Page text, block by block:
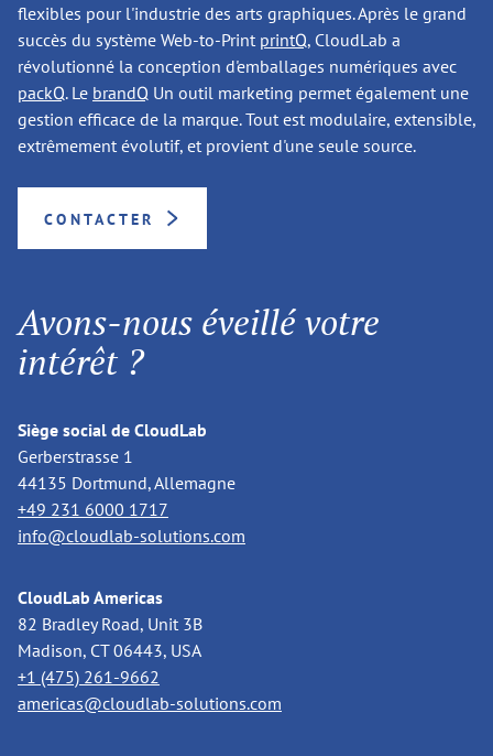
flexibles pour l'industrie des arts graphiques. Après le grand
succès du système Web-to-Print printQ, CloudLab a
révolutionné la conception d'emballages numériques avec
packQ. Le brandQ Un outil marketing permet également une
gestion efficace de la marque. Tout est modulaire, extensible,
extrêmement évolutif, et provient d'une seule source.
CONTACTER
Avons-nous éveillé votre
intérêt ?
Siège social de CloudLab
Gerberstrasse 1
44135 Dortmund, Allemagne
+49 231 6000 1717
info@cloudlab-solutions.com
CloudLab Americas
82 Bradley Road, Unit 3B
Madison, CT 06443, USA
+1 (475) 261-9662
americas@cloudlab-solutions.com